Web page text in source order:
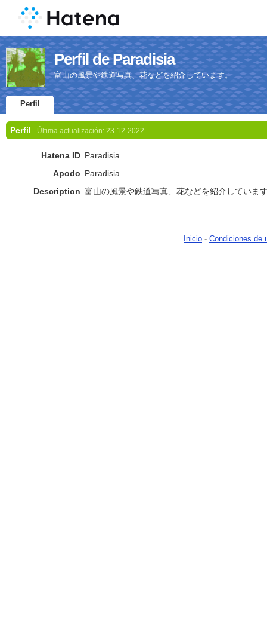
Perfil de Paradisia
富山の風景や鉄道写真、花などを紹介しています。
Perfil
Perfil Última actualización: 23-12-2022
Hatena ID Paradisia
Apodo Paradisia
Description 富山の風景や鉄道写真、花などを紹介していま
Inicio - Condiciones de